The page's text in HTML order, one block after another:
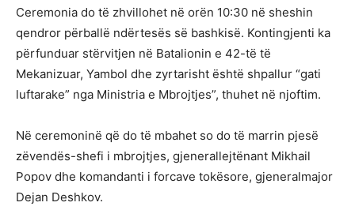
Ceremonia do të zhvillohet në orën 10:30 në sheshin
qendror përballë ndërtesës së bashkisë. Kontingjenti ka
përfunduar stërvitjen në Batalionin e 42-të të
Mekanizuar, Yambol dhe zyrtarisht është shpallur “gati
luftarake” nga Ministria e Mbrojtjes”, thuhet në njoftim.
Në ceremoninë që do të mbahet so do të marrin pjesë
zëvendës-shefi i mbrojtjes, gjenerallejtënant Mikhail
Popov dhe komandanti i forcave tokësore, gjeneralmajor
Dejan Deshkov.